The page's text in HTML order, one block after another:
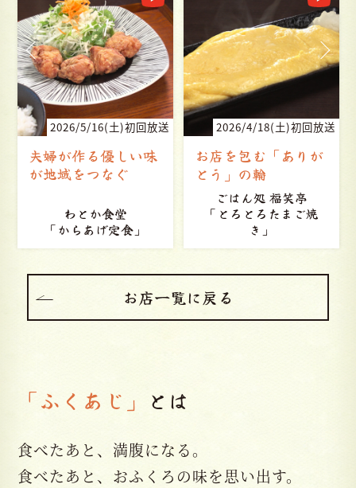
2026/5/16(土)初回放送
夫婦が作る優しい味
が地域をつなぐ
わとか食堂
「からあげ定食」
2026/4/18(土)初回放送
お店を包む「ありが
とう」の輪
ごはん処 福笑亭
「とろとろたまご焼
き」
お店一覧に戻る
「ふくあじ」 とは
食べたあと、満腹になる。
食べたあと、おふくろの味を思い出す。